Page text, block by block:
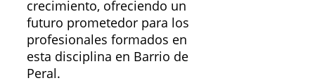
crecimiento, ofreciendo un
futuro prometedor para los
profesionales formados en
esta disciplina en Barrio de
Peral.